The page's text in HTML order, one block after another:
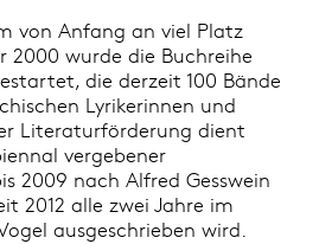
von Anfang an viel Platz
2000 wurde die Buchreihe
die derzeit 100 Bände
Lyrikerinnen und
Literaturförderung dient
vergebener
2009 nach Alfred Gesswein
2012 alle zwei Jahre im
ausgeschrieben wird.